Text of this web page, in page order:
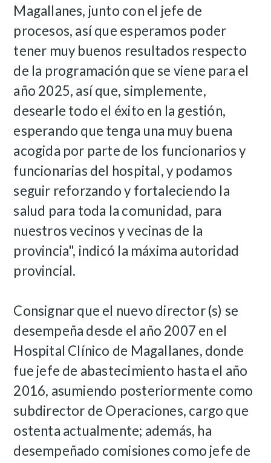
Magallanes, junto con el jefe de
procesos, así que esperamos poder
tener muy buenos resultados respecto
de la programación que se viene para el
año 2025, así que, simplemente,
desearle todo el éxito en la gestión,
esperando que tenga una muy buena
acogida por parte de los funcionarios y
funcionarias del hospital, y podamos
seguir reforzando y fortaleciendo la
salud para toda la comunidad, para
nuestros vecinos y vecinas de la
provincia", indicó la máxima autoridad
provincial.
Consignar que el nuevo director (s) se
desempeña desde el año 2007 en el
Hospital Clínico de Magallanes, donde
fue jefe de abastecimiento hasta el año
2016, asumiendo posteriormente como
subdirector de Operaciones, cargo que
ostenta actualmente; además, ha
desempeñado comisiones como jefe de